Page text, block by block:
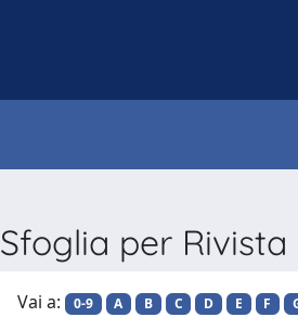
Sfoglia per Rivista
Vai a: 0-9 A B C D E F